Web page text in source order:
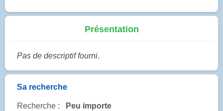
Présentation
Pas de descriptif fourni.
Sa recherche
Recherche : Peu importe